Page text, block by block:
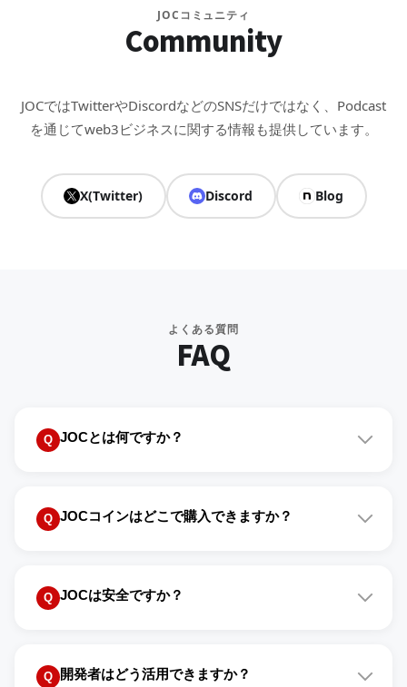
JOCコミュニティ
Community
JOCではTwitterやDiscordなどのSNSだけではなく、Podcast
を通じてweb3ビジネスに関する情報も提供しています。
X(Twitter) Discord Blog
よくある質問
FAQ
Q JOCとは何ですか？
Ethereum完全互換のパブリックブロックチェーンで
Q JOCコインはどこで購入できますか？
しくはJOCコイン取得ページをご確認ください。
Q JOCは安全ですか？
として参加しており、高い信頼性と安全性を確保して
Q 開発者はどう活用できますか？